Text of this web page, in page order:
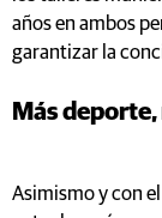
años en ambos
garantizar la
Más
Asimismo y con